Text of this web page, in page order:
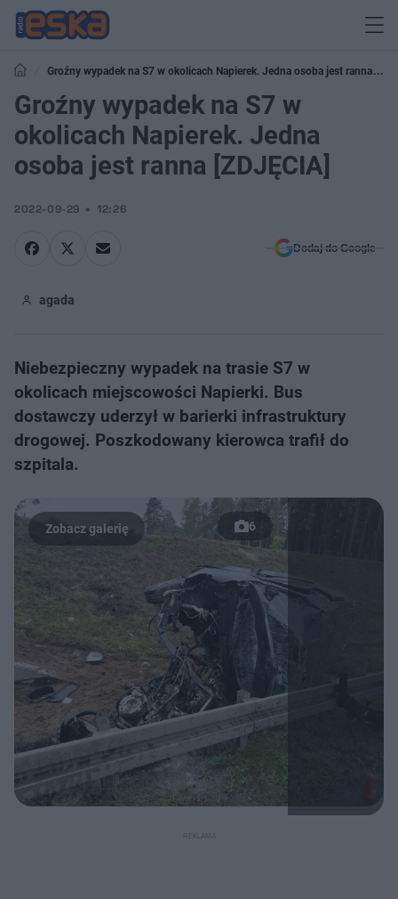
Groźny wypadek na S7 w okolicach Napierek. Jedna osoba jest ranna
[ZDJĘCIA]
Groźny wypadek na S7 w
okolicach Napierek. Jedna
osoba jest ranna [ZDJĘCIA]
2022-09-29 12:26
Dodaj do Google
agada
Niebezpieczny wypadek na trasie S7 w
okolicach miejscowości Napierki. Bus
dostawczy uderzył w barierki infrastruktury
drogowej. Poszkodowany kierowca trafił do
szpitala.
6